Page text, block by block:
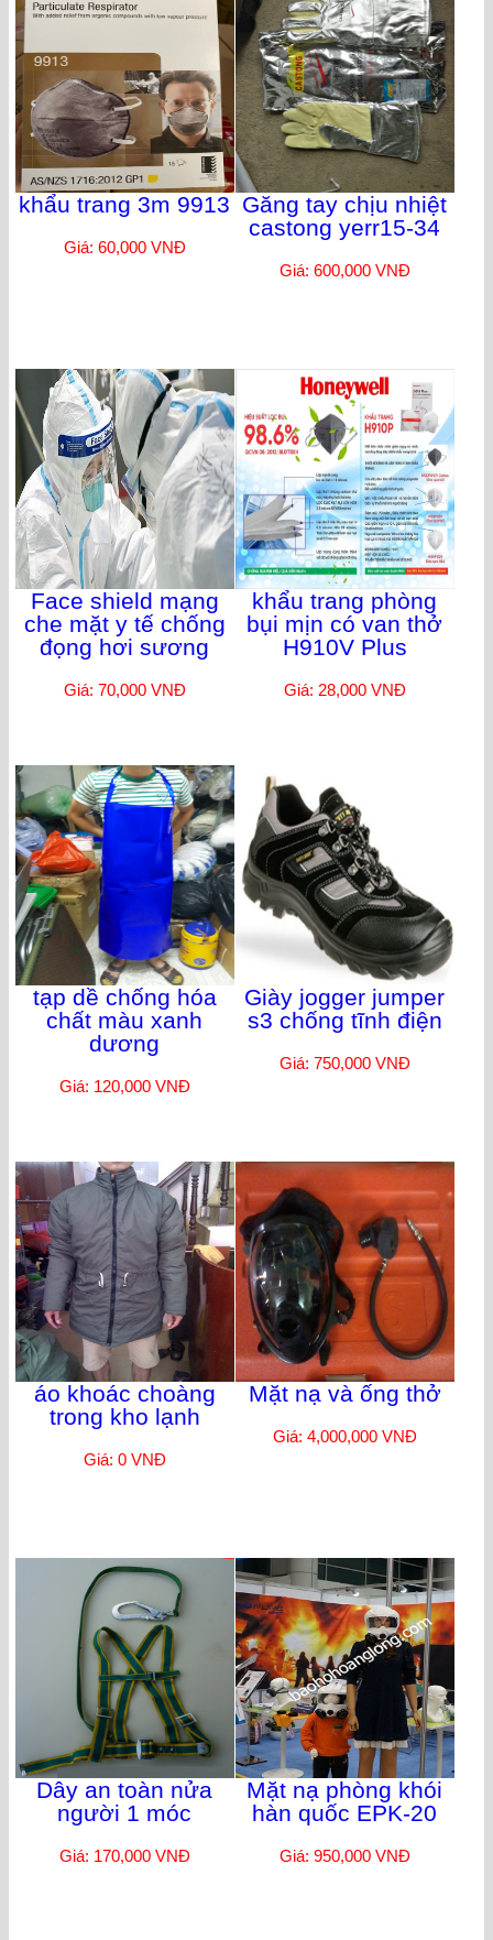
khẩu trang 3m 9913
Giá: 60,000 VNĐ
Găng tay chịu nhiệt
castong yerr15-34
Giá: 600,000 VNĐ
Face shield mạng
che mặt y tế chống
đọng hơi sương
Giá: 70,000 VNĐ
khẩu trang phòng
bụi mịn có van thở
H910V Plus
Giá: 28,000 VNĐ
tạp dề chống hóa
chất màu xanh
dương
Giá: 120,000 VNĐ
Giày jogger jumper
s3 chống tĩnh điện
Giá: 750,000 VNĐ
áo khoác choàng
trong kho lạnh
Giá: 0 VNĐ
Mặt nạ và ống thở
Giá: 4,000,000 VNĐ
Dây an toàn nửa
người 1 móc
Giá: 170,000 VNĐ
Mặt nạ phòng khói
hàn quốc EPK-20
Giá: 950,000 VNĐ